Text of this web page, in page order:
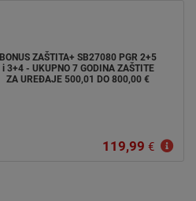
BONUS ZAŠTITA+ SB27080 PGR 2+5
i 3+4 - UKUPNO 7 GODINA ZAŠTITE
ZA UREĐAJE 500,01 DO 800,00 €
119,99 €